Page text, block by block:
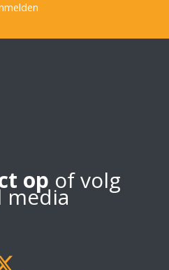
op of volg
media